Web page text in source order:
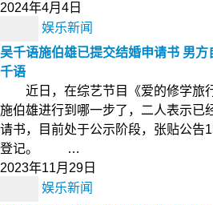
2024年4月4日
娱乐新闻
吴千语施伯雄已提交结婚申请书 男
千语
近日，在综艺节目《爱的修学旅
施伯雄进行到哪一步了，二人表示已
请书，目前处于公示阶段，张贴公告
登记。 …
2023年11月29日
娱乐新闻